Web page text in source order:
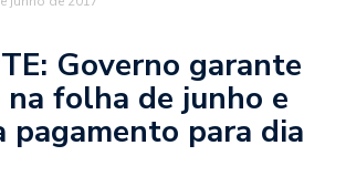
Governo garante
na folha de junho e
pagamento para dia